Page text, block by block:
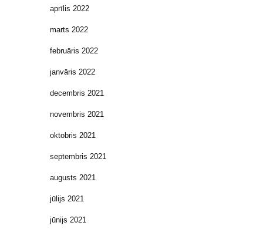
aprīlis 2022
marts 2022
februāris 2022
janvāris 2022
decembris 2021
novembris 2021
oktobris 2021
septembris 2021
augusts 2021
jūlijs 2021
jūnijs 2021